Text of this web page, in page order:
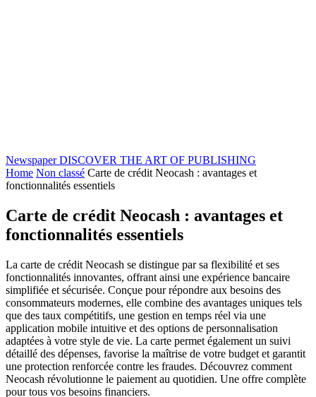
Newspaper DISCOVER THE ART OF PUBLISHING
Home Non classé Carte de crédit Neocash : avantages et
fonctionnalités essentiels
Carte de crédit Neocash : avantages et
fonctionnalités essentiels
La carte de crédit Neocash se distingue par sa flexibilité et ses
fonctionnalités innovantes, offrant ainsi une expérience bancaire
simplifiée et sécurisée. Conçue pour répondre aux besoins des
consommateurs modernes, elle combine des avantages uniques tels
que des taux compétitifs, une gestion en temps réel via une
application mobile intuitive et des options de personnalisation
adaptées à votre style de vie. La carte permet également un suivi
détaillé des dépenses, favorise la maîtrise de votre budget et garantit
une protection renforcée contre les fraudes. Découvrez comment
Neocash révolutionne le paiement au quotidien. Une offre complète
pour tous vos besoins financiers.